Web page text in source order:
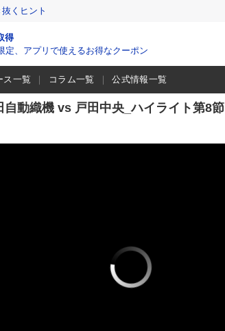
くヒント
得
定、アプリで使えるお得なクーポン
ス一覧 コラム一覧 公式情報一覧
自動織機 vs 戸田中央_ハイライト第8節